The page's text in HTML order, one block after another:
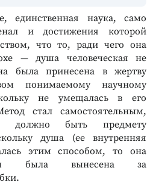
единственная наука, само
и достижения которой
что то, ради чего она
— душа человеческая не
была принесена в жертву
понимаемому научному
не умещалась в его
стал самостоятельным,
должно быть предмету
душа (ее внутренняя
этим способом, то она
была вынесена за